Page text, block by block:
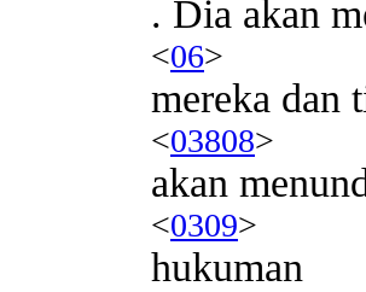
. Dia akan
<06>
mereka dan
<03808>
akan
<0309>
hukuman